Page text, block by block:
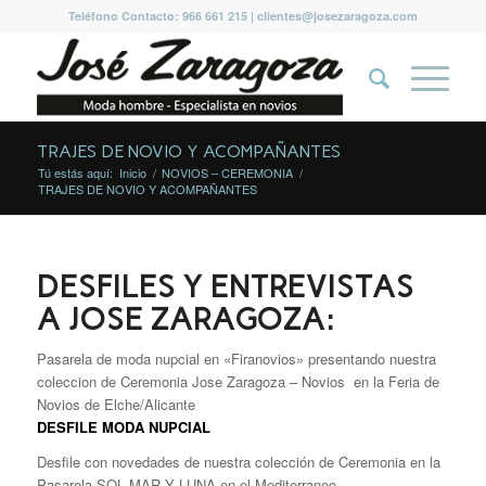
Teléfono Contacto: 966 661 215 | clientes@josezaragoza.com
TRAJES DE NOVIO Y ACOMPAÑANTES
Tú estás aquí: Inicio / NOVIOS – CEREMONIA /
TRAJES DE NOVIO Y ACOMPAÑANTES
DESFILES Y ENTREVISTAS
A JOSE ZARAGOZA:
Pasarela de moda nupcial en «Firanovios» presentando nuestra
coleccion de Ceremonia Jose Zaragoza – Novios en la Feriade
Novios de Elche/Alicante
DESFILE MODA NUPCIAL
Desfile con novedades de nuestra colección de Ceremonia en la